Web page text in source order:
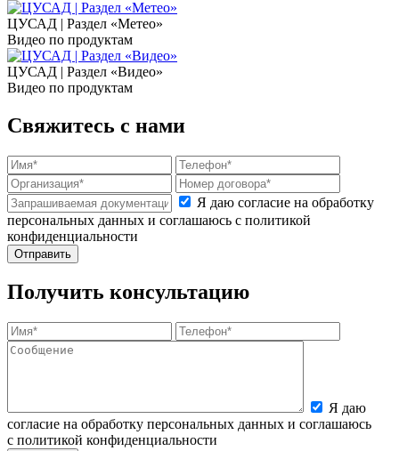
ЦУСАД | Раздел «Метео»
Видео по продуктам
ЦУСАД | Раздел «Видео»
Видео по продуктам
Свяжитесь с нами
Я даю согласие на обработку
персональных данных и соглашаюсь с политикой
конфиденциальности
Получить консультацию
Я даю
согласие на обработку персональных данных и соглашаюсь
с политикой конфиденциальности